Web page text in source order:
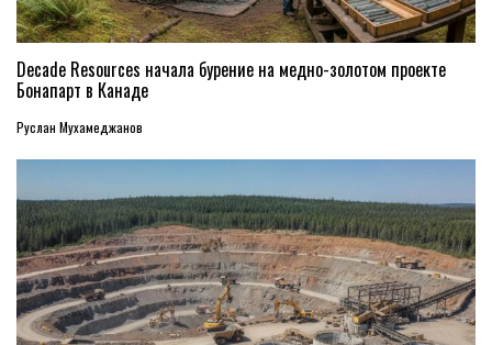
Decade Resources начала бурение на медно-золотом проекте
Бонапарт в Канаде
Руслан Мухамеджанов